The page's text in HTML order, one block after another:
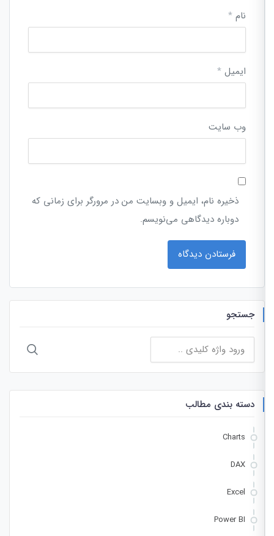
نام*
ایمیل*
وب‌ سایت
ذخیره نام، ایمیل و وبسایت من در مرورگر برای زمانی که
دوباره دیدگاهی می‌نویسم.
جستجو
جستجو
برای:
دسته بندی مطالب
Charts
DAX
Excel
Power BI